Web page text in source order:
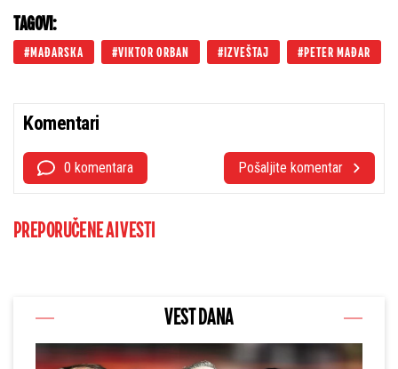
TAGOVI:
MAĐARSKA VIKTOR ORBAN IZVEŠTAJ PETER MAĐAR
Komentari
0 komentara Pošaljite komentar
PREPORUČENE AI VESTI
VEST DANA